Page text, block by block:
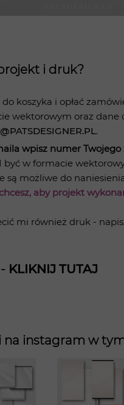
i druk?
koszyka i opłać
wektorowym oraz
.
wpisz numer Twojego
być w formacie
są możliwe do
aby projekt
mi również druk -
KLIKNIJ TUTAJ
na instagram w